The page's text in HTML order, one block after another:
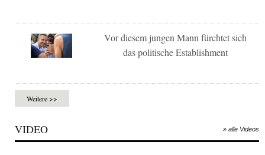
Vor diesem jungen Mann fürchtet sich
das politische Establishment
Weitere >>
VIDEO » alle Videos